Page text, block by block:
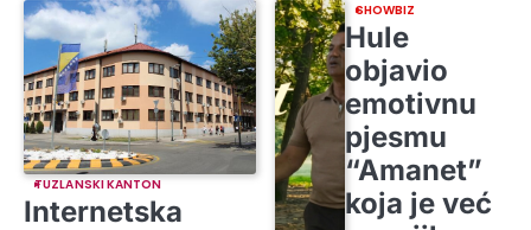
TUZLANSKI KANTON
Internetska
SHOWBIZ
Hule
objavio
emotivnu
pjesmu
“Amanet”
koja je već